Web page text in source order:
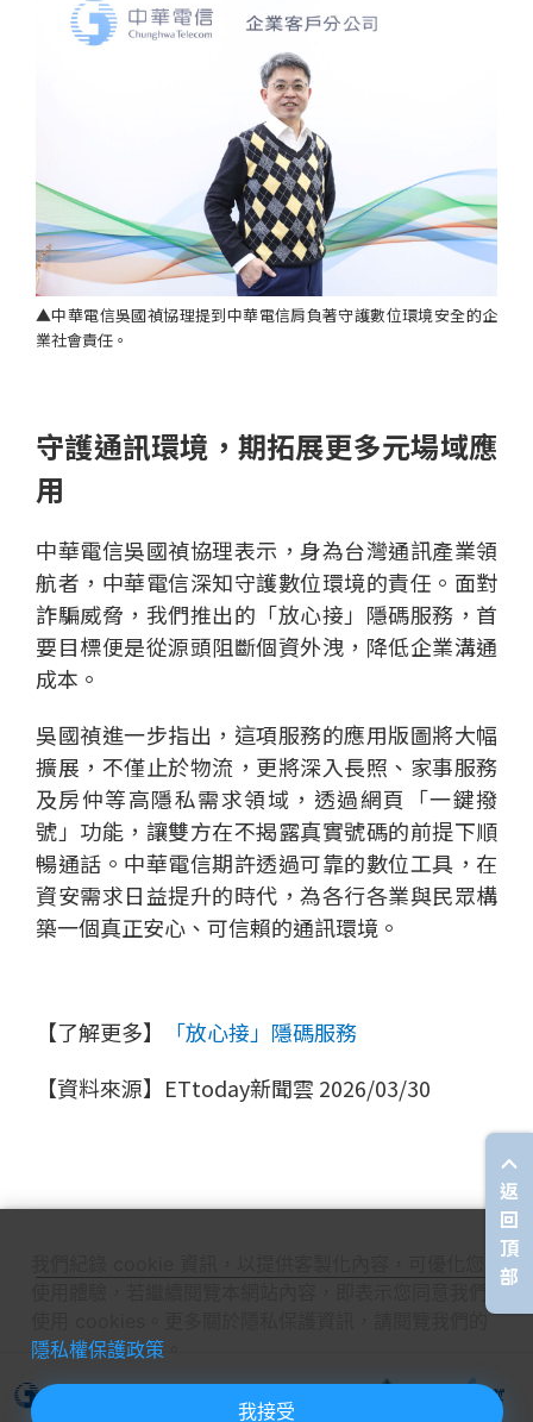
▲中華電信吳國禎協理提到中華電信肩負著守護數位環境安全的企
業社會責任。
守護通訊環境，期拓展更多元場域應
用
中華電信吳國禎協理表示，身為台灣通訊產業領
航者，中華電信深知守護數位環境的責任。面對
詐騙威脅，我們推出的「放心接」隱碼服務，首
要目標便是從源頭阻斷個資外洩，降低企業溝通
成本。
吳國禎進一步指出，這項服務的應用版圖將大幅
擴展，不僅止於物流，更將深入長照、家事服務
及房仲等高隱私需求領域，透過網頁「一鍵撥
號」功能，讓雙方在不揭露真實號碼的前提下順
暢通話。中華電信期許透過可靠的數位工具，在
資安需求日益提升的時代，為各行各業與民眾構
築一個真正安心、可信賴的通訊環境。
【了解更多】
「放心接」隱碼服務
【資料來源】ETtoday新聞雲 2026/03/30
返
回
頂
部
我們紀錄 cookie 資訊，以提供客製化內容，可優化您的
隱私權保護政策。
我接受